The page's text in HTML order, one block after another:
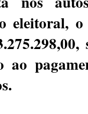
eleitoral,
ao